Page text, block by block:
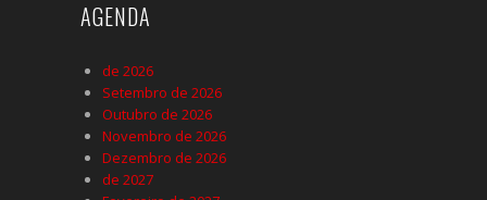
AGENDA
de 2026
Setembro de 2026
Outubro de 2026
Novembro de 2026
Dezembro de 2026
de 2027